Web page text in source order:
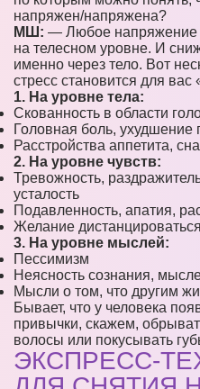
напряжен/напряжена?
МШ: — Любое напряжение
на телесном уровне. И
именно через тело. Вот
стресс становится для
1. На уровне тела:
Скованность в области
Головная боль, ухудшение
Расстройства аппетита, сна
2. На уровне чувств:
Тревожность,
усталость
Подавленность, апатия,
Желание
3. На уровне мыслей:
Пессимизм
Неясность сознания,
Мысли о том, что другим
Бывает, что у человека
привычки, скажем,
волосы или покусывать
ЭКСПРЕСС-